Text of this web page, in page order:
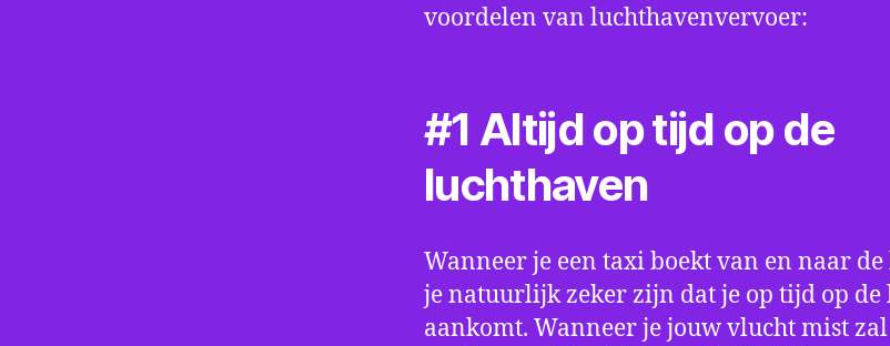
voordelen van luchthavenvervoer:
#1 Altijd op tijd op de
luchthaven
Wanneer je een taxi boekt van en naar
je natuurlijk zeker zijn dat je op tijd op de
aankomt. Wanneer je jouw vlucht mist